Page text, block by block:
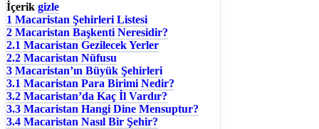
İçerik gizle
1 Macaristan Şehirleri Listesi
2 Macaristan Başkenti Neresidir?
2.1 Macaristan Gezilecek Yerler
2.2 Macaristan Nüfusu
3 Macaristan’ın Büyük Şehirleri
3.1 Macaristan Para Birimi Nedir?
3.2 Macaristan’da Kaç İl Vardır?
3.3 Macaristan Hangi Dine Mensuptur?
3.4 Macaristan Nasıl Bir Şehir?